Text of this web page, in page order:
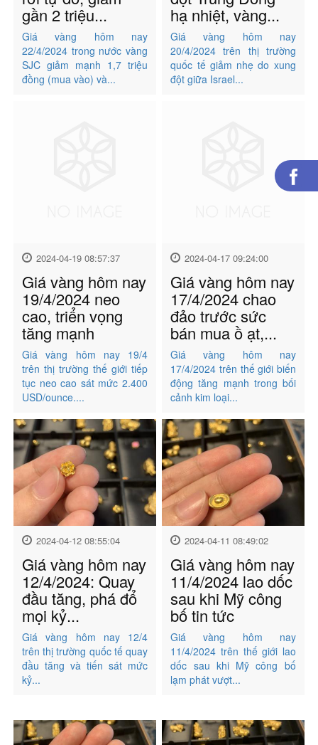
gần 2 triệu...
Giá vàng hôm nay
22/4/2024 trong nước vàng
SJC giảm mạnh 1,7 triệu
đồng (mua vào) và...
hạ nhiệt, vàng...
Giá vàng hôm nay
20/4/2024 trên thị trường
quốc tế giảm nhẹ do xung
đột giữa Israel...
2024-04-19 08:57:37
Giá vàng hôm nay
19/4/2024 neo
cao, triển vọng
tăng mạnh
Giá vàng hôm nay 19/4
trên thị trường thế giới tiếp
tục neo cao sát mức 2.400
USD/ounce....
2024-04-17 09:24:00
Giá vàng hôm nay
17/4/2024 chao
đảo trước sức
bán mua ồ ạt,...
Giá vàng hôm nay
17/4/2024 trên thế giới biến
động tăng mạnh trong bối
cảnh kim loại...
2024-04-12 08:55:04
Giá vàng hôm nay
12/4/2024: Quay
đầu tăng, phá đổ
mọi kỷ...
Giá vàng hôm nay 12/4
trên thị trường quốc tế quay
đầu tăng và tiến sát mức
kỷ...
2024-04-11 08:49:02
Giá vàng hôm nay
11/4/2024 lao dốc
sau khi Mỹ công
bố tin tức
Giá vàng hôm nay
11/4/2024 trên thế giới lao
dốc sau khi Mỹ công bố
lạm phát vượt...